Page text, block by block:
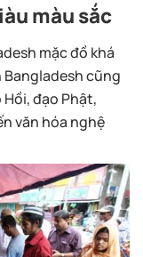
màu sắc
mặc đồ khá
Bangladesh cũng
đạo Phật,
văn hóa nghệ